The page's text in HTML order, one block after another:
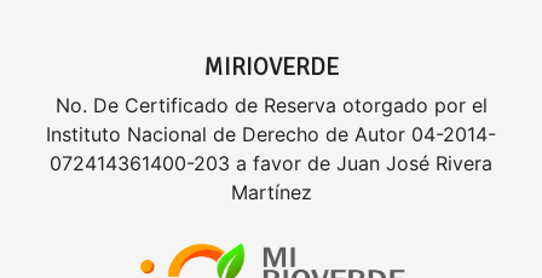
MIRIOVERDE
No. De Certificado de Reserva otorgado por el
Instituto Nacional de Derecho de Autor 04-2014-
072414361400-203 a favor de Juan José Rivera
Martínez